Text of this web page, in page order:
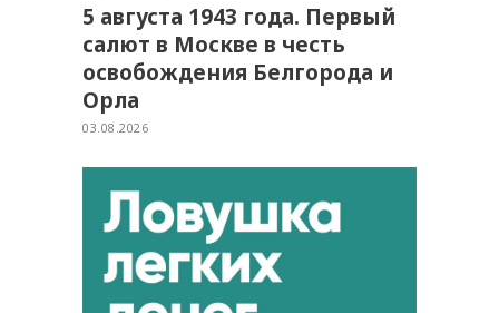
5 августа 1943 года. Первый
салют в Москве в честь
освобождения Белгорода и
Орла
03.08.2026